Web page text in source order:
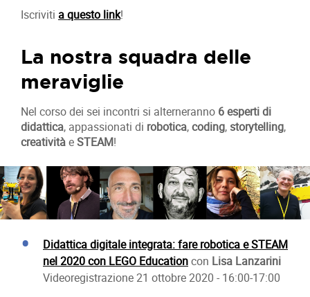
Iscriviti a questo link!
La nostra squadra delle
meraviglie
Nel corso dei sei incontri si alterneranno 6 esperti di
didattica, appassionati di robotica,coding, storytelling,
creativitàeSTEAM!
Didattica digitale integrata: fare robotica e STEAM
nel 2020 con LEGO Educationcon Lisa Lanzarini
Videoregistrazione 21 ottobre 2020 - 16:00-17:00